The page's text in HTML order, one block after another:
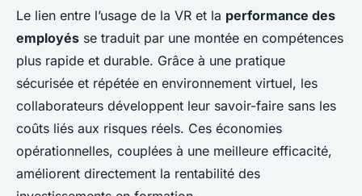
Le lien entre l’usage de la VR et la performance des
employés se traduit par une montée en compétences
plus rapide et durable. Grâce à une pratique
sécurisée et répétée en environnement virtuel, les
collaborateurs développent leur savoir-faire sans les
coûts liés aux risques réels. Ces économies
opérationnelles, couplées à une meilleure efficacité,
améliorent directement la rentabilité des